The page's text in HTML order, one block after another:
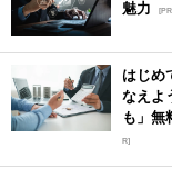
魅力
[PR]
はじめ
なえよ
も」無
R]